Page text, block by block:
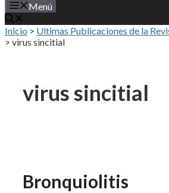
Menú
Inicio > Ultimas Publicaciones de la
> virus sincitial
virus sincitial
Bronquiolitis